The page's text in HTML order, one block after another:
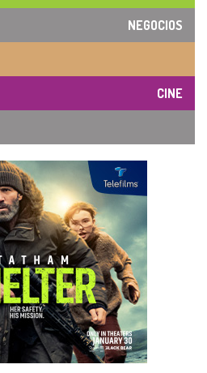
NEGOCIOS
CINE